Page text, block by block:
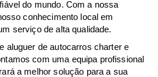
do mundo. Com a nossa
conhecimento local em
serviço de alta qualidade.
aluguer de autocarros charter e
com uma equipa profissional
a melhor solução para a sua